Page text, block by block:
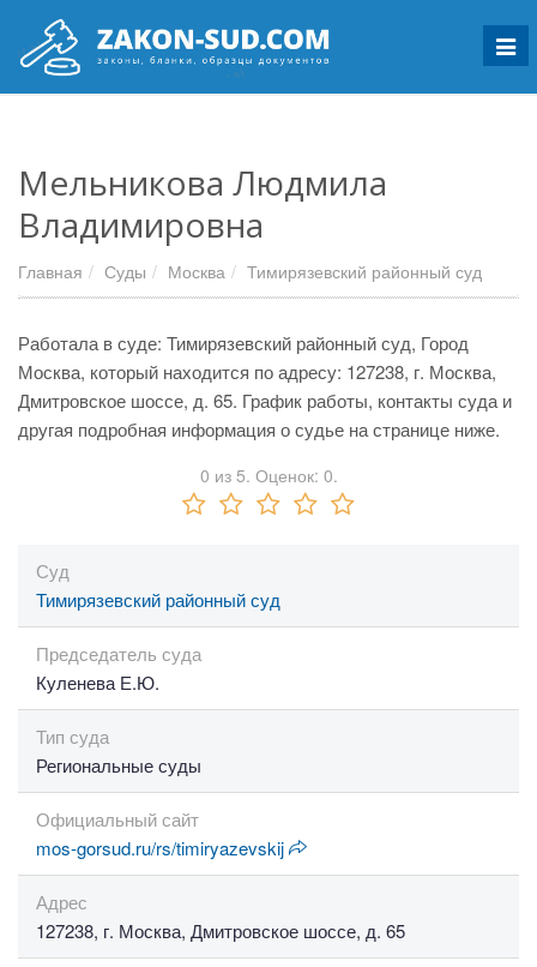
Мельникова Людмила
Владимировна
Главная Суды Москва Тимирязевский районный суд
Работала в суде: Тимирязевский районный суд, Город
Москва, который находится по адресу: 127238, г. Москва,
Дмитровское шоссе, д. 65. График работы, контакты суда и
другая подробная информация о судье на странице ниже.
0 из 5. Оценок: 0.
Суд
Тимирязевский районный суд
Председатель суда
Куленева Е.Ю.
Тип суда
Региональные суды
Официальный сайт
mos-gorsud.ru/rs/timiryazevskij
Адрес
127238, г. Москва, Дмитровское шоссе, д. 65